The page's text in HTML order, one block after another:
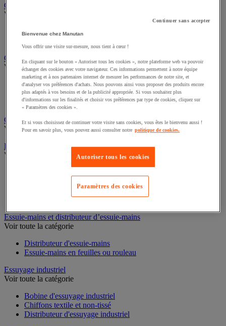
Chariot à linge et armoire à linge
Voir toute la catégorie
Chariot à linge
Chariot de nettoyage
Voir toute la catégorie
Accessoires pour chariot de nettoyage
Chariot de lavage
Chariot de ménage
Cireuse à chaussures
Voir toute la catégorie
Équipement sanitaires, douche et salle de bain
Voir toute la catégorie
Équipement salle de bain
Équipement sanitaires
Essuie-mains et distributeur d’essuie-mains
Voir toute la catégorie
Distributeur d'essuie-mains
Essuie-mains en feuilles ou rouleau
Essuyage industriel
Voir toute la catégorie
Bobine d'essuyage industriel
Chiffons textile et non-tissé
Distributeur d'essuyage industriel
Continuer sans accepter
Bienvenue chez Manutan
Vous offrir une visite sur-mesure, nous tient à cœur !
En cliquant sur le bouton « Autoriser tous les cookies », notre plateforme web va pouvoir
échanger des cookies avec votre navigateur. Ces informations permettent à notre équipe
marketing et à nos partenaires internet de mesurer les performances de notre site, et
d'analyser vos préférences d'achats. Nous pouvons ainsi vous proposer des produits encore
plus adaptés à vos besoins et de la publicité appropriée. Si vous souhaitez plus
d'informations sur les finalités et choisir vos préférences par type de cookies, cliquez sur
« Paramètres des cookies ».
Et si vous choisissez de continuer votre visite sans cookies, vous êtes le bienvenu aussi !
Pour en savoir plus, vous pouvez aussi consulter notre politique de cookies.
Autoriser tous les cookies
Paramètres des cookies